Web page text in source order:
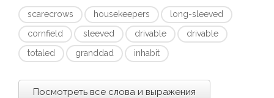
scarecrows housekeepers
long-sleeved
cornfield
sleeved drivable
drivable
totaled
granddad inhabit
Посмотреть все слова и выражения